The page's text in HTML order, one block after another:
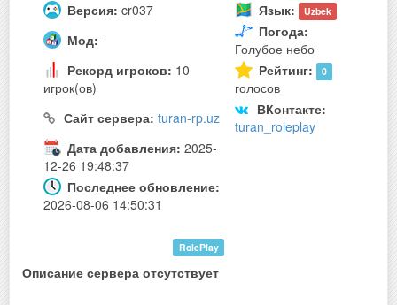
Версия: cr037 Язык: Uzbek
Мод: -
Погода:
Голубое небо
Рекорд игроков: 10
игрок(ов)
Рейтинг: 0
голосов
Сайт сервера: turan-rp.uz
ВКонтакте:
turan_roleplay
Дата добавления: 2025-
12-26 19:48:37
Последнее обновление:
2026-08-06 14:50:31
RolePlay
Описание сервера отсутствует